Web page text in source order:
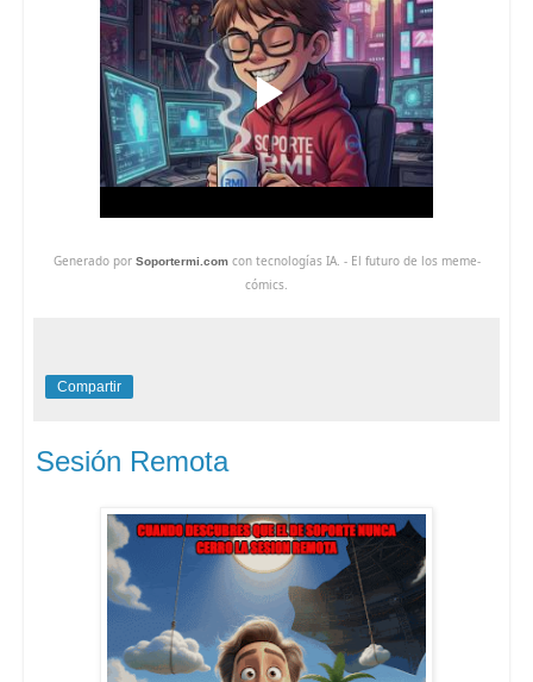
Generado por Soportermi.comcon tecnologías IA. - El futuro de los meme-
cómics.
Compartir
Sesión Remota